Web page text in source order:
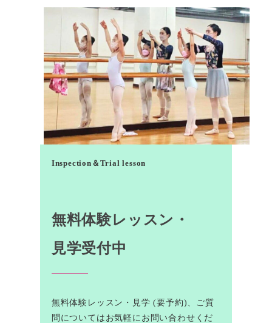
Inspection＆Trial lesson
無料体験レッスン・
見学受付中
無料体験レッスン・見学 (要予約)、ご質
問についてはお気軽にお問い合わせくだ